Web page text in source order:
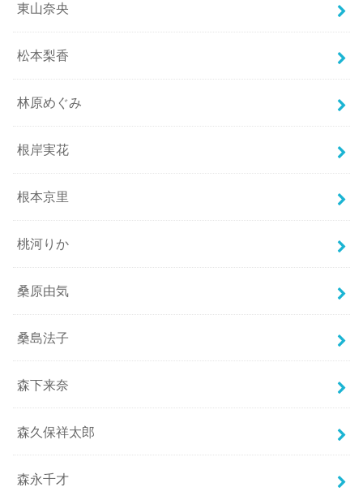
東山奈央
松本梨香
林原めぐみ
根岸実花
根本京里
桃河りか
桑原由気
桑島法子
森下来奈
森久保祥太郎
森永千才